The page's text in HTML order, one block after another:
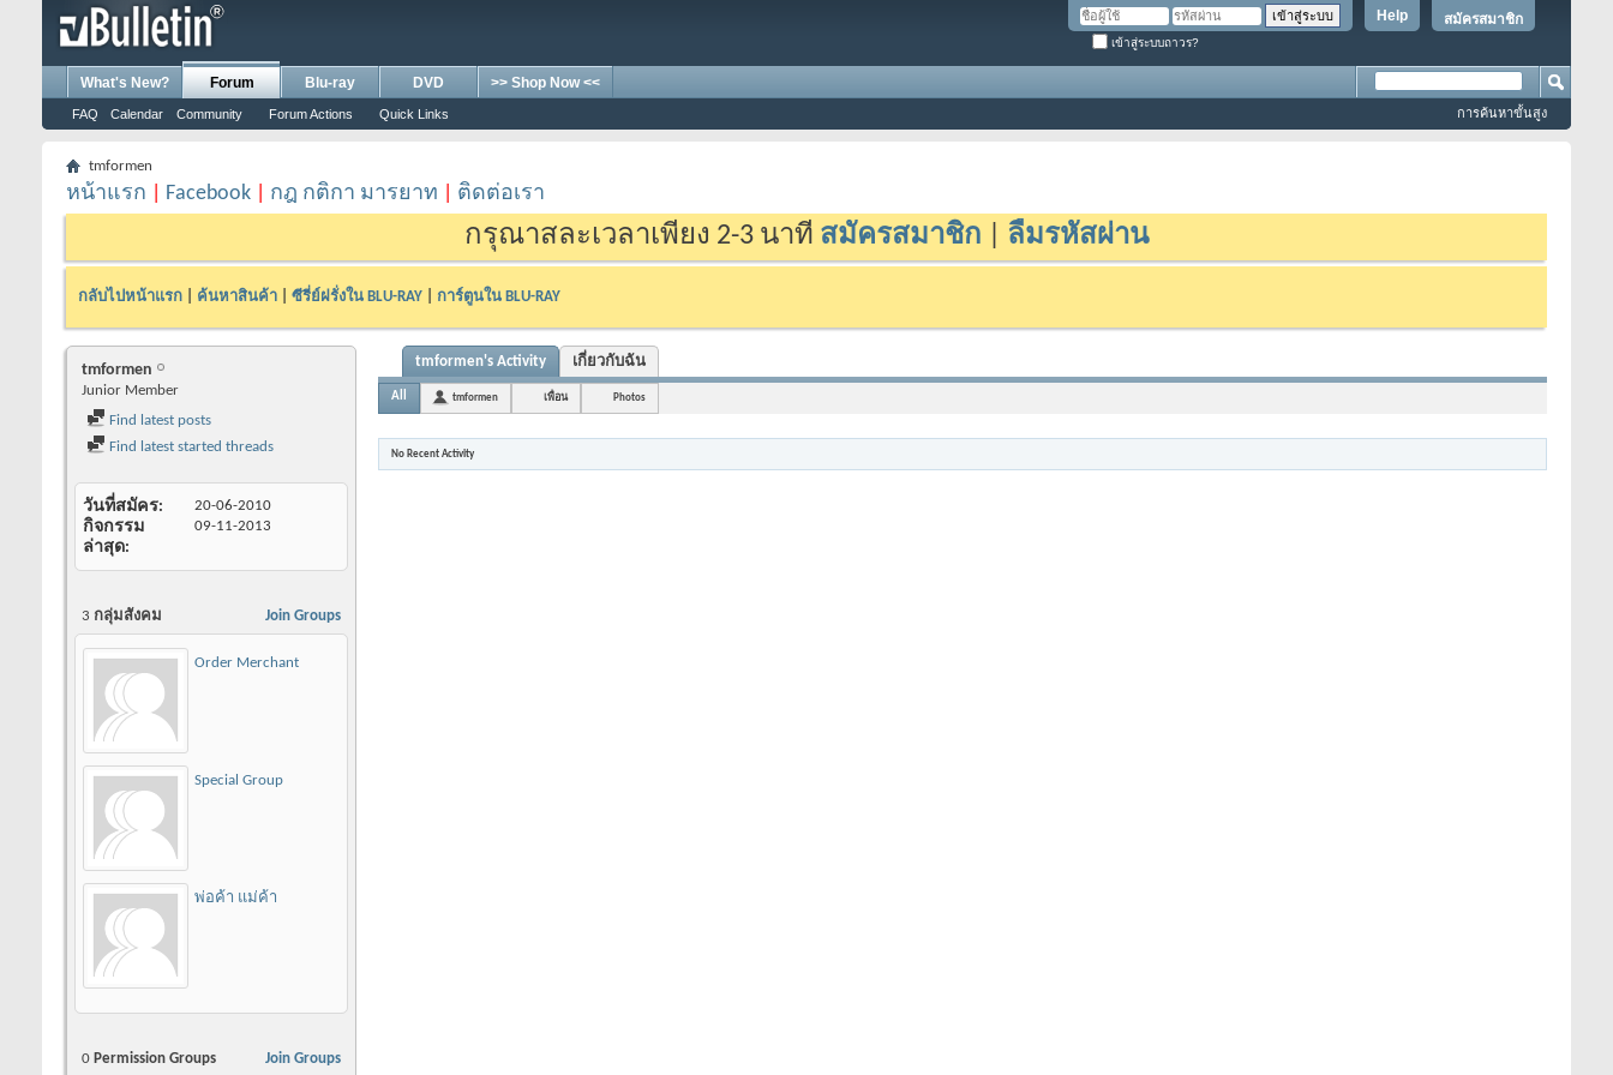
สมัครสมาชิก
Help
เข้าสู่ระบบถาวร?
What's New? Forum
FAQ Calendar Community Forum Actions Quick Links
Blu-ray DVD >> Shop Now <<
การค้นหาขั้นสูง
tmformen
หน้าแรก Facebook กฎ กติกา มารยาท ติดต่อเรา
กรุณาสละเวลาเพียง 2-3 นาที สมัครสมาชิก ลืมรหัสผ่าน
กลับไปหน้าแรก ค้นหาสินค้า ซีรี่ย์ฝรั่งใน BLU-RAY การ์ตูนใน BLU-RAY
tmformen
Junior Member
Find latest posts
Find latest started threads
วันที่สมัคร 20-06-2010
กิจกรรม
ล่าสุด
09-11-2013
Join Groups
3 กลุ่มสังคม
Order Merchant
Special Group
พ่อค้า แม่ค้า
Join Groups
0 Permission Groups
tmformen's Activity เกี่ยวกับฉัน
All tmformen เพื่อน Photos
No Recent Activity